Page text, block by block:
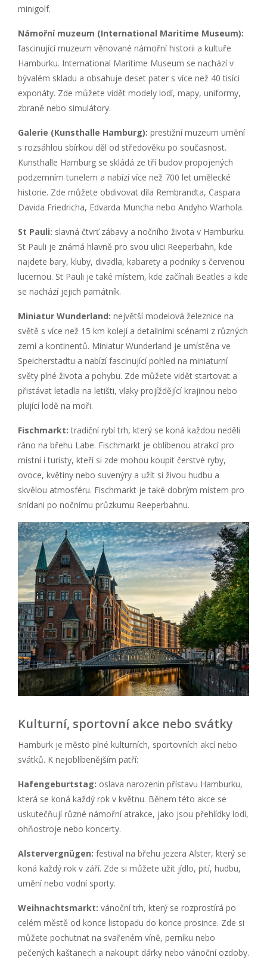
minigolf.
Námořní muzeum (International Maritime Museum):
fascinující muzeum věnované námořní historii a kultuře
Hamburku. International Maritime Museum se nachází v
bývalém skladu a obsahuje deset pater s více než 40 tisíci
exponáty. Zde můžete vidět modely lodí, mapy, uniformy,
zbraně nebo simulátory.
Galerie (Kunsthalle Hamburg): prestižní muzeum umění
s rozsáhlou sbírkou děl od středověku po současnost.
Kunsthalle Hamburg se skládá ze tří budov propojených
podzemním tunelem a nabízí více než 700 let umělecké
historie. Zde můžete obdivovat díla Rembrandta, Caspara
Davida Friedricha, Edvarda Muncha nebo Andyho Warhola.
St Pauli: slavná čtvrť zábavy a nočního života v Hamburku.
St Pauli je známá hlavně pro svou ulici Reeperbahn, kde
najdete bary, kluby, divadla, kabarety a podniky s červenou
lucernou. St Pauli je také místem, kde začínali Beatles a kde
se nachází jejich památník.
Miniatur Wunderland: největší modelová železnice na
světě s více než 15 km kolejí a detailními scénami z různých
zemí a kontinentů. Miniatur Wunderland je umístěna ve
Speicherstadtu a nabízí fascinující pohled na miniaturní
světy plné života a pohybu. Zde můžete vidět startovat a
přistávat letadla na letišti, vlaky projíždějící krajinou nebo
plující lodě na moři.
Fischmarkt: tradiční rybí trh, který se koná každou neděli
ráno na břehu Labe. Fischmarkt je oblíbenou atrakcí pro
místní i turisty, kteří si zde mohou koupit čerstvé ryby,
ovoce, květiny nebo suvenýry a užít si živou hudbu a
skvělou atmosféru. Fischmarkt je také dobrým místem pro
snídani po nočnímu průzkumu Reeperbahnu.
Kulturní, sportovní akce nebo svátky
Hamburk je město plné kulturních, sportovních akcí nebo
svátků. K nejoblíbenějším patří:
Hafengeburtstag: oslava narozenin přístavu Hamburku,
která se koná každý rok v květnu. Během této akce se
uskutečňují různé námořní atrakce, jako jsou přehlídky lodí,
ohňostroje nebo koncerty.
Alstervergnügen: festival na břehu jezera Alster, který se
koná každý rok v září. Zde si můžete užít jídlo, pití, hudbu,
umění nebo vodní sporty.
Weihnachtsmarkt: vánoční trh, který se rozprostírá po
celém městě od konce listopadu do konce prosince. Zde si
můžete pochutnat na svařeném víně, perníku nebo
pečených kaštanech a nakoupit dárky nebo vánoční ozdoby.